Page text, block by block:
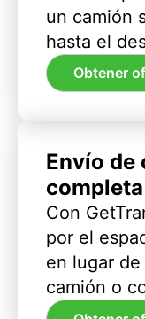
un camión
hasta el
Obtener
Envío de
Con
por el
en lugar
camión o